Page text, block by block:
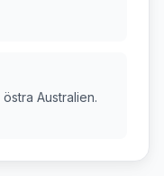
Australien.